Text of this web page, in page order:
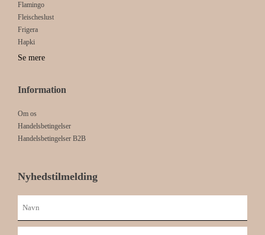
Flamingo
Fleischeslust
Frigera
Hapki
Se mere
Information
Om os
Handelsbetingelser
Handelsbetingelser B2B
Nyhedstilmelding